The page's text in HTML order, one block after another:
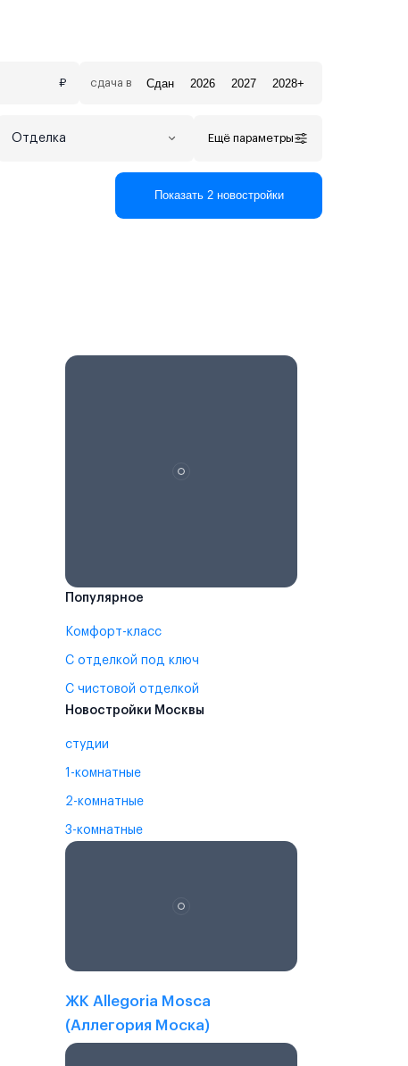
₽ сдача в Сдан 2026 2027 2028+
Отделка Ещё параметры
Показать 2 новостройки
Популярное
Комфорт-класс
С отделкой под ключ
С чистовой отделкой
Новостройки Москвы
студии
1-комнатные
2-комнатные
3-комнатные
ЖК Allegoria Mosca
(Аллегория Моска)